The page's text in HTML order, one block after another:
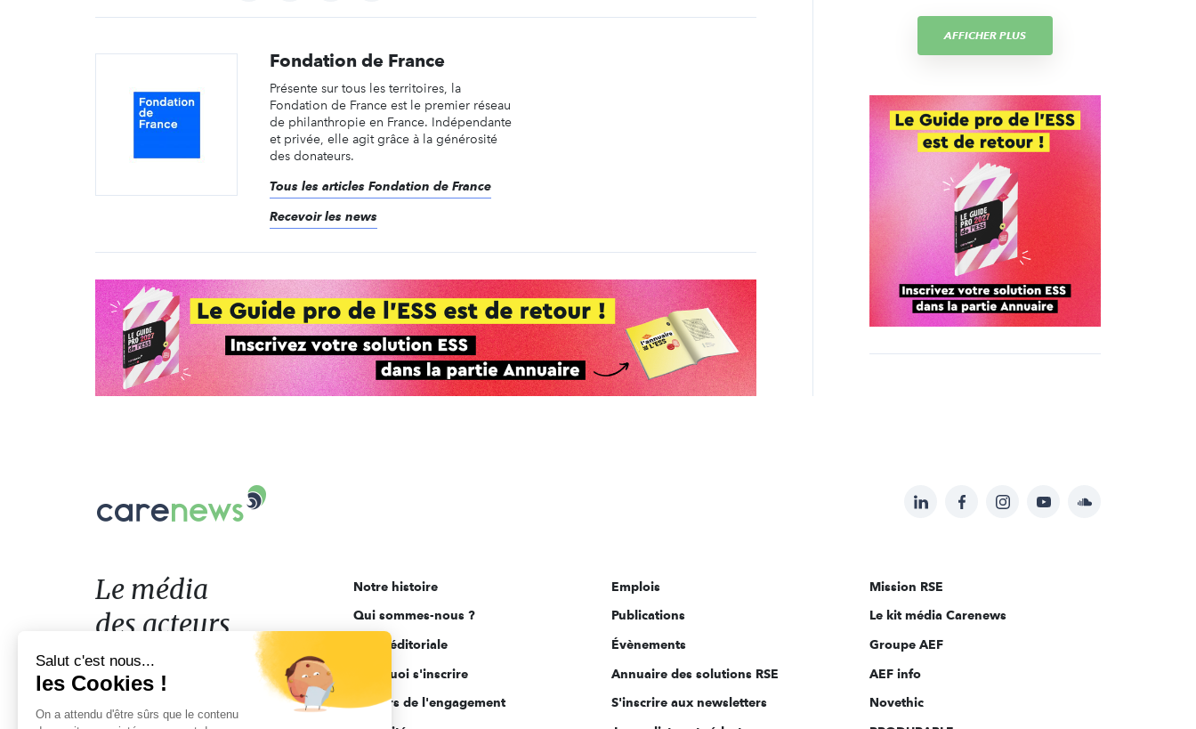
Fondation de France
Présente sur tous les territoires, la
Fondation de France est le premier réseau
de philanthropie en France. Indépendante
et privée, elle agit grâce à la générosité
des donateurs.
Tous les articles Fondation de France
Recevoir les news
AFFICHER PLUS
Suivez-
sur:
LinkedInFacebookInstagramYouTubeSoundcloud
Le
acteurs
de
l'engagement
Le média
des acteurs
de l'engagement
Notre histoire
Qui sommes-nous ?
Ligne éditoriale
Pourquoi s'inscrire
Acteurs de l'engagement
Emplois
Publications
Évènements
Annuaire des solutions RSE
S'inscrire aux newsletters
Mission RSE
Le kit média Carenews
Groupe AEF
AEF info
Novethic
Salut c'est nous...
les Cookies !
On a attendu d'être sûrs que le contenu